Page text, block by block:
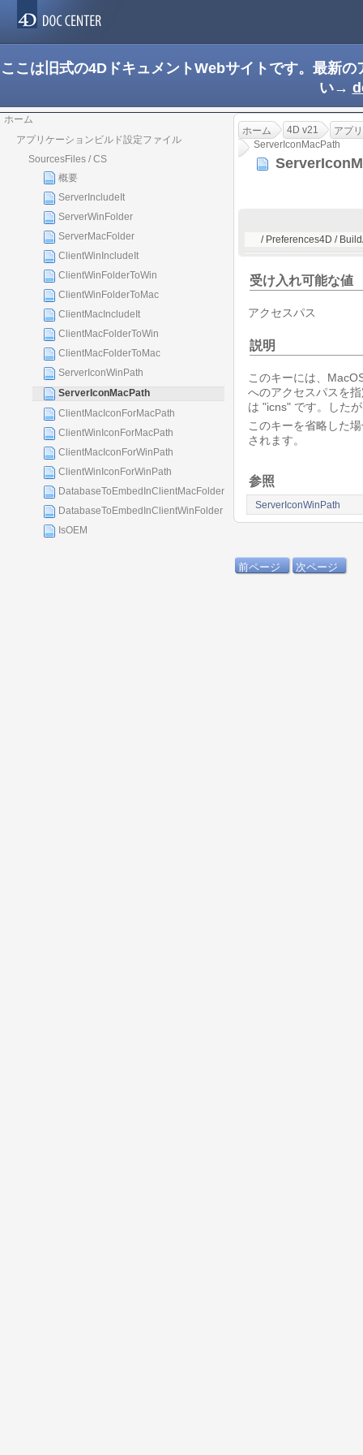
ここは旧式の4DドキュメントWebサイトです。最新
い→
ホーム
アプリケーションビルド設定ファイル
SourcesFiles / CS
概要
ServerIncludeIt
ServerWinFolder
ServerMacFolder
ClientWinIncludeIt
ClientWinFolderToWin
ClientWinFolderToMac
ClientMacIncludeIt
ClientMacFolderToWin
ClientMacFolderToMac
ServerIconWinPath
ServerIconMacPath
ClientMacIconForMacPath
ClientWinIconForMacPath
ClientMacIconForWinPath
ClientWinIconForWinPath
DatabaseToEmbedInClientMacFolder
DatabaseToEmbedInClientWinFolder
IsOEM
ホーム 4D v21
アプ
ServerIconMacPath
/ Preferences4D /
受け入れ可能な値
アクセスパス
説明
このキーには、
へのアクセスパスを
は "icns" です。した
このキーを省略した
されます。
参照
ServerIconWinPath
前ページ 次ページ